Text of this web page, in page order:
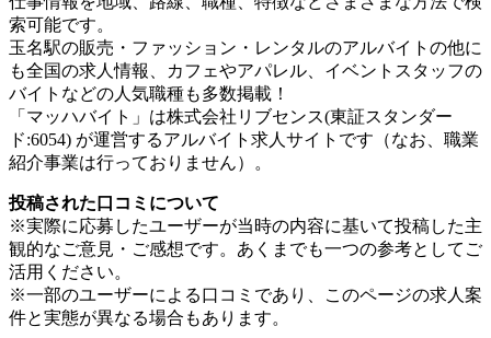
索可能です。
玉名駅の販売・ファッション・レンタルのアルバイトの他に
も全国の求人情報、カフェやアパレル、イベントスタッフの
バイトなどの人気職種も多数掲載！
「マッハバイト」は株式会社リブセンス(東証スタンダー
ド:6054) が運営するアルバイト求人サイトです（なお、職業
紹介事業は行っておりません）。
投稿された口コミについて
※実際に応募したユーザーが当時の内容に基いて投稿した主
観的なご意見・ご感想です。あくまでも一つの参考としてご
活用ください。
※一部のユーザーによる口コミであり、このページの求人案
件と実態が異なる場合もあります。